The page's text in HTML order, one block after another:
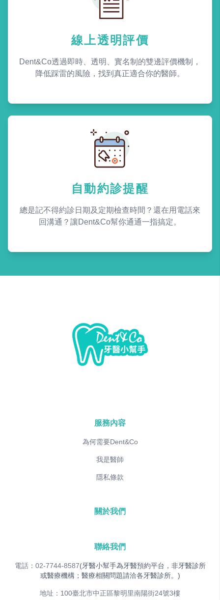
線上透明評價
Dent&Co透過即時、透明、實名制的雙邊評價機制，
降低踩雷的風險，找到真正適合你的醫師。
自動約診提醒
總是記不得約診日期及定期檢查時間？還在用電話來
回溝通？讓Dent&Co幫你通通一指搞定。
服務內容
為何需要Dent&Co
我是醫師
隱私條款
關於我們
聯絡我們
電話：02-7744-8587(牙醫小幫手為牙醫預約平台，非牙醫診所
或醫療機構；醫療相關問題請洽各牙醫診所。)
地址：100臺北市中正區黎明里南陽街24號3樓